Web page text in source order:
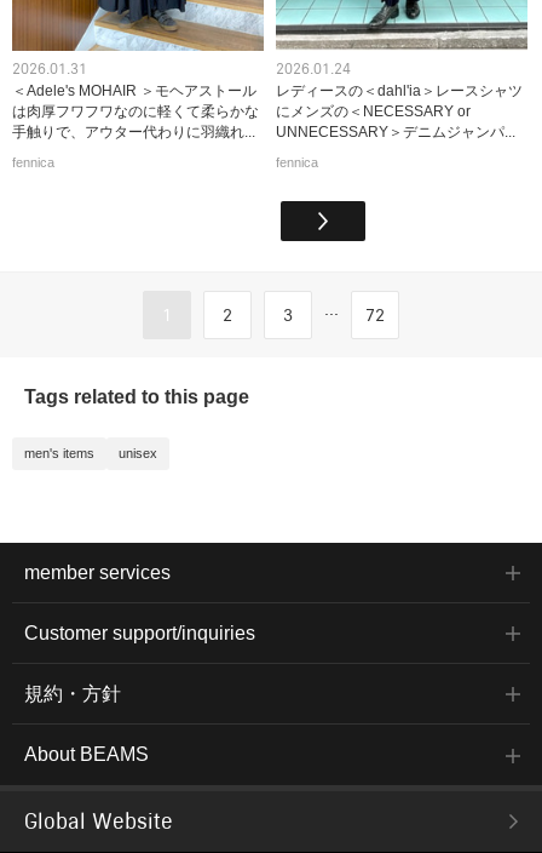
2026.01.31
＜Adele's MOHAIR ＞モヘアストール
は肉厚フワフワなのに軽くて柔らかな
手触りで、アウター代わりに羽織れ...
fennica
2026.01.24
レディースの＜dahl'ia＞レースシャツ
にメンズの＜NECESSARY or
UNNECESSARY＞デニムジャンパ...
fennica
1 2 3 ... 72
Tags related to this page
men's items unisex
member services
Customer support/inquiries
規約・方針
About BEAMS
Global Website